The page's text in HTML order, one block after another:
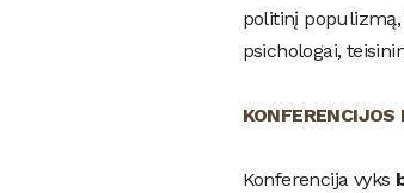
politinį
psichologai,
KONFERENCIJOS
Konferencija vyks